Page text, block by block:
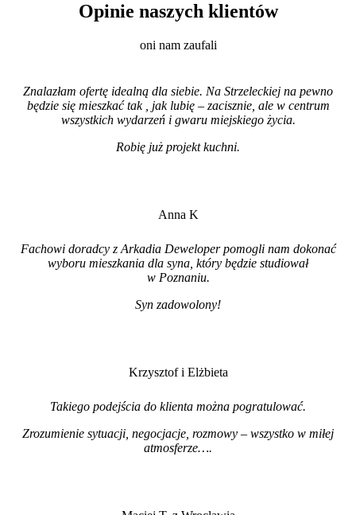
Opinie naszych klientów
oni nam zaufali
Znalazłam ofertę idealną dla siebie. Na Strzeleckiej na pewno
będzie się mieszkać tak , jak lubię – zacisznie, ale w centrum
wszystkich wydarzeń i gwaru miejskiego życia.
Robię już projekt kuchni.
Anna K
Fachowi doradcy z Arkadia Deweloper pomogli nam dokonać
wyboru mieszkania dla syna, który będzie studiował
w Poznaniu.
Syn zadowolony!
Krzysztof i Elżbieta
Takiego podejścia do klienta można pogratulować.
Zrozumienie sytuacji, negocjacje, rozmowy – wszystko w miłej
atmosferze….